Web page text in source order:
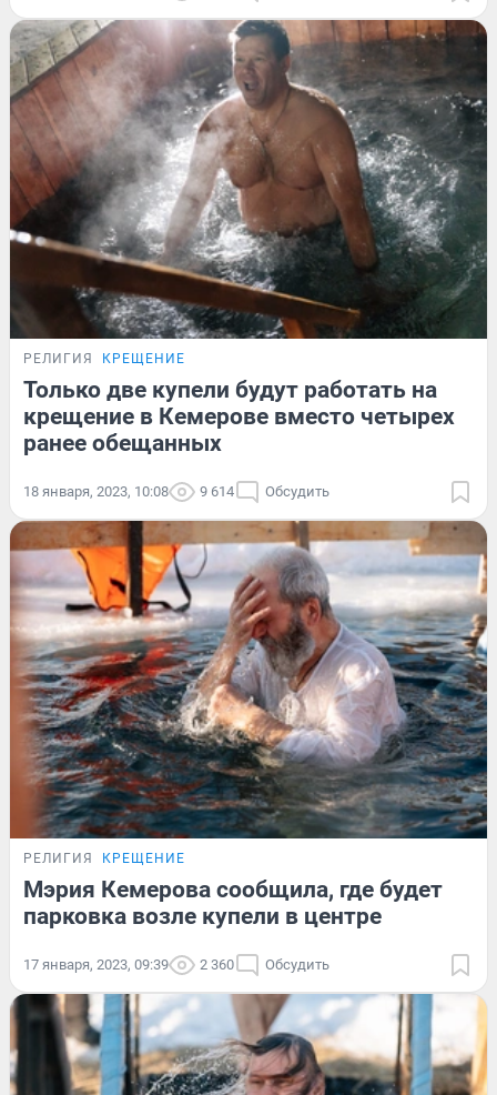
РЕЛИГИЯ КРЕЩЕНИЕ
Только две купели будут работать на
крещение в Кемерове вместо четырех
ранее обещанных
18 января, 2023, 10:08 9 614 Обсудить
РЕЛИГИЯ КРЕЩЕНИЕ
Мэрия Кемерова сообщила, где будет
парковка возле купели в центре
17 января, 2023, 09:39 2 360 Обсудить